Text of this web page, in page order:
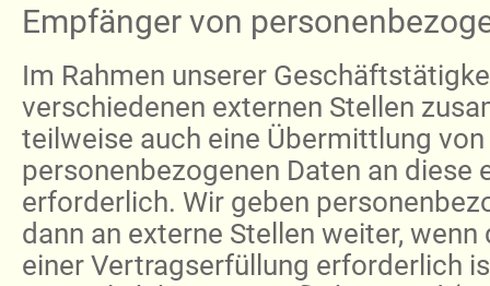
Empfänger von
Im Rahmen unserer
verschiedenen externen Stellen
teilweise auch eine Übermittlung von
personenbezogenen Daten an diese
erforderlich. Wir geben
dann an externe Stellen weiter, wenn
einer Vertragserfüllung erforderlich